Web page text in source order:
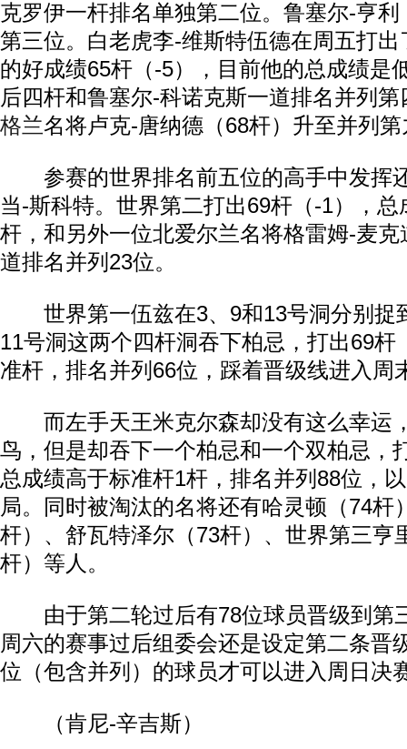
克罗伊一杆排名单独第二位。鲁塞尔-亨
第三位。白老虎李-维斯特伍德在周五打
的好成绩65杆（-5），目前他的总成绩是
后四杆和鲁塞尔-科诺克斯一道排名并列
格兰名将卢克-唐纳德（68杆）升至并列
参赛的世界排名前五位的高手中发挥
当-斯科特。世界第二打出69杆（-1），
杆，和另外一位北爱尔兰名将格雷姆-麦
道排名并列23位。
世界第一伍兹在3、9和13号洞分别捉
11号洞这两个四杆洞吞下柏忌，打出69杆
准杆，排名并列66位，踩着晋级线进入周
而左手天王米克尔森却没有这么幸运
鸟，但是却吞下一个柏忌和一个双柏忌，
总成绩高于标准杆1杆，排名并列88位，
局。同时被淘汰的名将还有哈灵顿（74杆
杆）、舒瓦特泽尔（73杆）、世界第三亨
杆）等人。
由于第二轮过后有78位球员晋级到第
周六的赛事过后组委会还是设定第二条晋
位（包含并列）的球员才可以进入周日决
（肯尼-辛吉斯）